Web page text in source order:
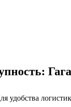
удобства